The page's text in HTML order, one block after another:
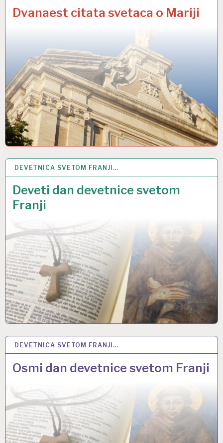
Dvanaest citata svetaca o Mariji
DEVETNICA SVETOM FRANJI…
Deveti dan devetnice svetom
Franji
3 LIS 2022
DEVETNICA SVETOM FRANJI…
Osmi dan devetnice svetom Franji
2 LIS 2022